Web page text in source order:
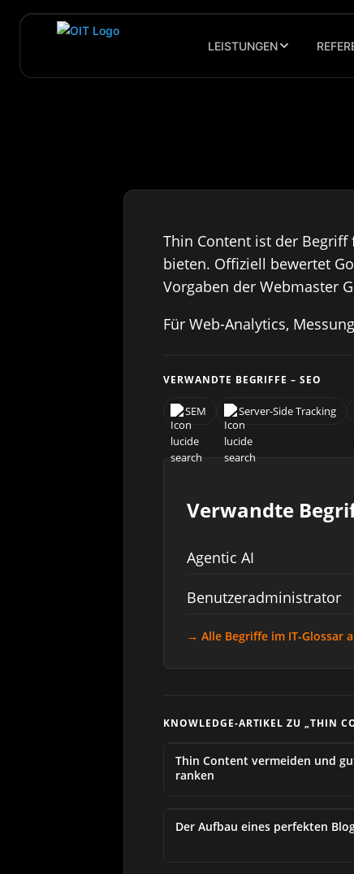
Thin Content ist der
bieten. Offiziell bewertet
Vorgaben der Webmaster
Für Web-Analytics,
VERWANDTE BEGRIFFE – SEO
SEM Server-Side Tracking
Verwandte
Agentic AI
Benutzeradministrator
→ Alle Begriffe im IT-Glossar
KNOWLEDGE-ARTIKEL ZU „THIN
Thin Content vermeiden und
ranken
Der Aufbau eines perfekten
LEISTUNGEN